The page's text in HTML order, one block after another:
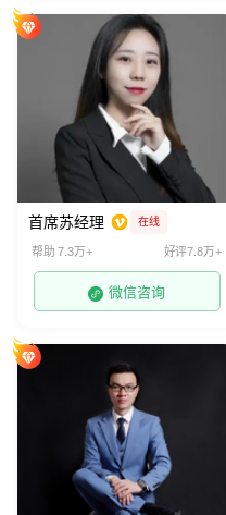
首席苏经理 在线
帮助 7.3万+ 好评7.8万+
微信咨询